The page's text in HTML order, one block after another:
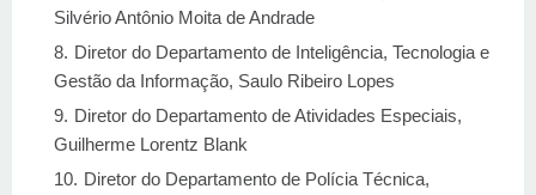
Silvério Antônio Moita de Andrade
Diretor do Departamento de Inteligência, Tecnologia e
Gestão da Informação, Saulo Ribeiro Lopes
Diretor do Departamento de Atividades Especiais,
Guilherme Lorentz Blank
Diretor do Departamento de Polícia Técnica,